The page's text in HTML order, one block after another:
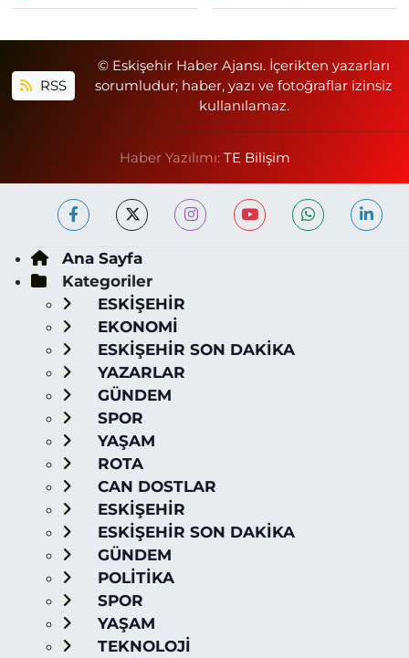
RSS
© Eskişehir Haber Ajansı. İçerikten yazarları
sorumludur; haber, yazı ve fotoğraflar izinsiz
kullanılamaz.
Haber Yazılımı: TE Bilişim
Ana Sayfa
Kategoriler
ESKİŞEHİR
EKONOMİ
ESKİŞEHİR SON DAKİKA
YAZARLAR
GÜNDEM
SPOR
YAŞAM
ROTA
CAN DOSTLAR
ESKİŞEHİR
ESKİŞEHİR SON DAKİKA
GÜNDEM
POLİTİKA
SPOR
YAŞAM
TEKNOLOJİ